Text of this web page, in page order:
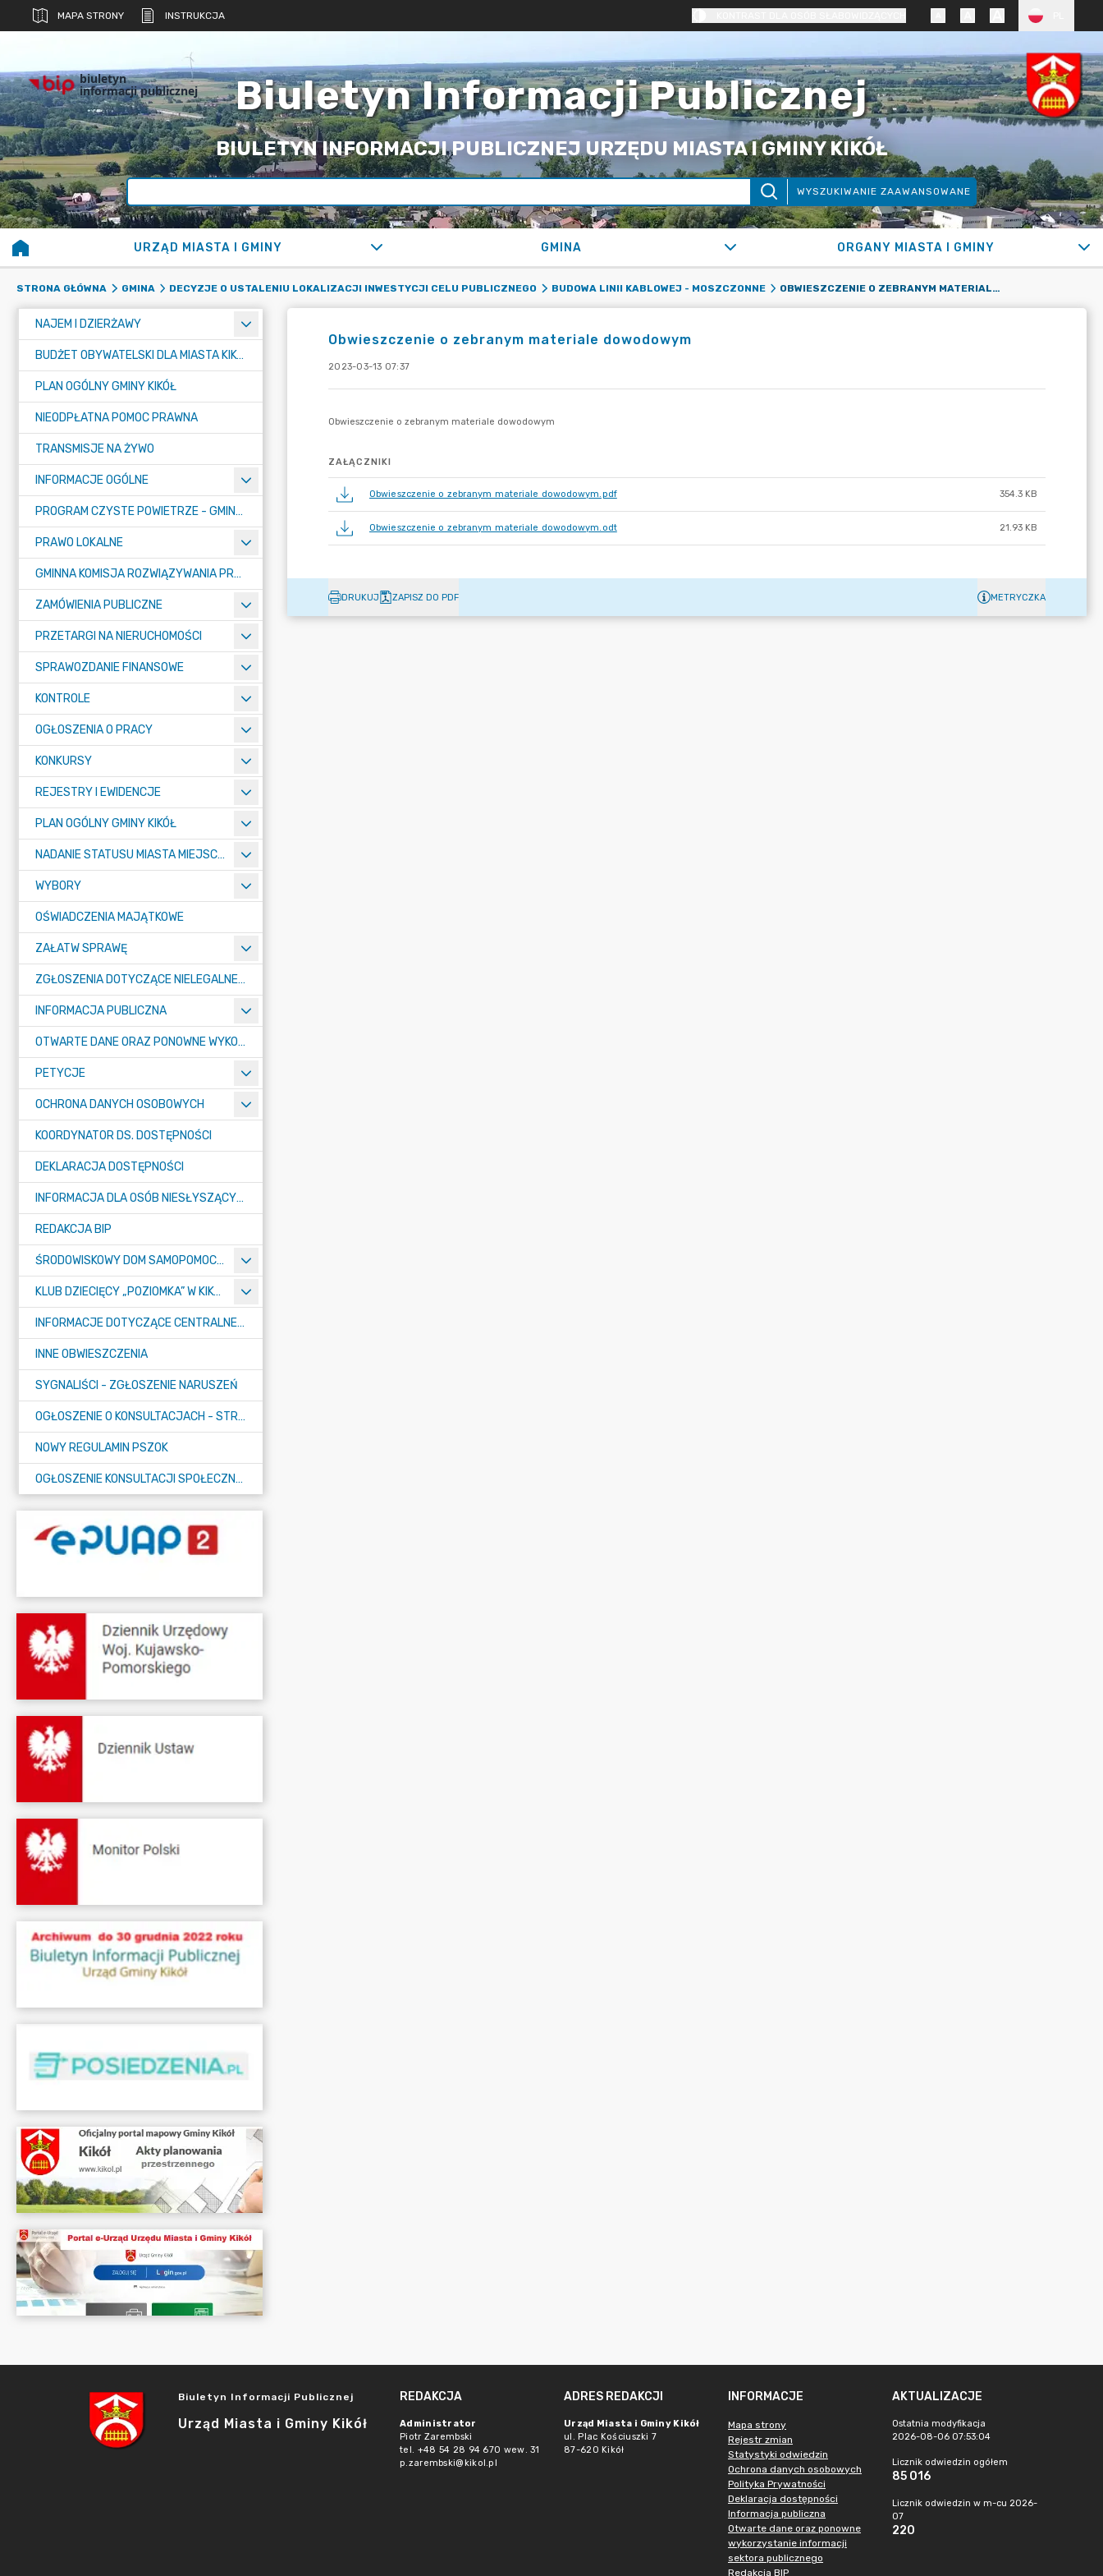
MAPA STRONY INSTRUKCJA
biuletyn
informacji publicznej Biuletyn Informacji Publicznej
BIULETYN INFORMACJI PUBLICZNEJ URZĘDU MIASTA I GMINY KIKÓŁ
WYSZUKIWANIE ZAAWANSOWANE
URZĄD MIASTA I GMINY GMINA ORGANY MIASTA I GMINY
STRONA GŁÓWNA GMINA DECYZJE O USTALENIU LOKALIZACJI INWESTYCJI CELU PUBLICZNEGO BUDOWA LINII KABLOWEJ - MOSZCZONNE OBWIESZCZENIE O ZEBRANYM MATERIALE DOWODOWYM
NAJEM I DZIERŻAWY
BUDŻET OBYWATELSKI DLA MIASTA KIKÓŁ
PLAN OGÓLNY GMINY KIKÓŁ
NIEODPŁATNA POMOC PRAWNA
TRANSMISJE NA ŻYWO
INFORMACJE OGÓLNE
PROGRAM CZYSTE POWIETRZE - GMINA KIKÓŁ
PRAWO LOKALNE
GMINNA KOMISJA ROZWIĄZYWANIA PROBLEMÓW ALKOHOLOWYCH
ZAMÓWIENIA PUBLICZNE
PRZETARGI NA NIERUCHOMOŚCI
SPRAWOZDANIE FINANSOWE
KONTROLE
OGŁOSZENIA O PRACY
KONKURSY
REJESTRY I EWIDENCJE
PLAN OGÓLNY GMINY KIKÓŁ
NADANIE STATUSU MIASTA MIEJSCOWOŚCI KIKÓŁ
WYBORY
OŚWIADCZENIA MAJĄTKOWE
ZAŁATW SPRAWĘ
ZGŁOSZENIA DOTYCZĄCE NIELEGALNEGO SPALANIA ODPADÓW
INFORMACJA PUBLICZNA
OTWARTE DANE ORAZ PONOWNE WYKORZYSTANIE INFORMACJI SEKTORA PUBLICZNEGO
PETYCJE
OCHRONA DANYCH OSOBOWYCH
KOORDYNATOR DS. DOSTĘPNOŚCI
DEKLARACJA DOSTĘPNOŚCI
INFORMACJA DLA OSÓB NIESŁYSZĄCYCH
REDAKCJA BIP
ŚRODOWISKOWY DOM SAMOPOMOCY "KONICZYNKA" W SUMINIE
KLUB DZIECIĘCY „POZIOMKA” W KIKOLE
INFORMACJE DOTYCZĄCE CENTRALNEGO PORTU KOMUNIKACYJNEGO
INNE OBWIESZCZENIA
SYGNALIŚCI - ZGŁOSZENIE NARUSZEŃ
OGŁOSZENIE O KONSULTACJACH - STRATEGIA
NOWY REGULAMIN PSZOK
OGŁOSZENIE KONSULTACJI SPOŁECZNYCH
Obwieszczenie o zebranym materiale dowodowym
2023-03-13 07:37
ZAŁĄCZNIKI
Obwieszczenie o zebranym materiale dowodowym.pdf 354.3 KB
Obwieszczenie o zebranym materiale dowodowym.odt 21.93 KB
DRUKUJ ZAPISZ DO PDF METRYCZKA
Biuletyn Informacji Publicznej
Urząd Miasta i Gminy Kikół
REDAKCJA
Administrator
Piotr Zarembski
tel. +48 54 28 94 670 wew. 31
p.zarembski@kikol.pl
ADRES REDAKCJI
Urząd Miasta i Gminy Kikół
ul. Plac Kościuszki 7
87-620 Kikół
INFORMACJE
Mapa strony
Rejestr zmian
Statystyki odwiedzin
Ochrona danych osobowych
Polityka Prywatności
Deklaracja dostępności
Informacja publiczna
Otwarte dane oraz ponowne
wykorzystanie informacji
sektora publicznego
Redakcja BIP
AKTUALIZACJE
Ostatnia modyfikacja
2026-08-06 07:53:04
Licznik odwiedzin ogółem
85 016
Licznik odwiedzin w m-cu 2026-
07
220